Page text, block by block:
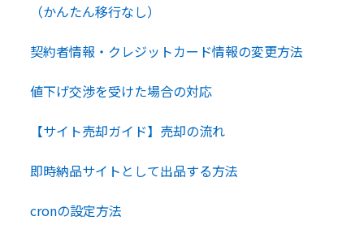
（かんたん移行なし）
契約者情報・クレジットカード情報の変更方法
値下げ交渉を受けた場合の対応
【サイト売却ガイド】売却の流れ
即時納品サイトとして出品する方法
cronの設定方法